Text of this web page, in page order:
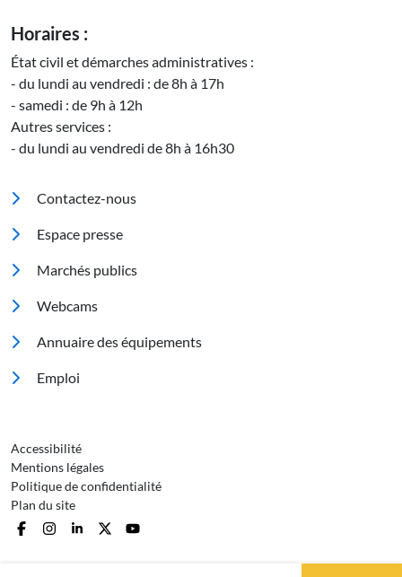
Horaires :
État civil et démarches administratives :
- du lundi au vendredi : de 8h à 17h
- samedi : de 9h à 12h
Autres services :
- du lundi au vendredi de 8h à 16h30
Pied de page
Contactez-nous
Espace presse
Marchés publics
Footer 2
Webcams
Annuaire des équipements
Emploi
Pied de page 3
Accessibilité
Mentions légales
Politique de confidentialité
Plan du site